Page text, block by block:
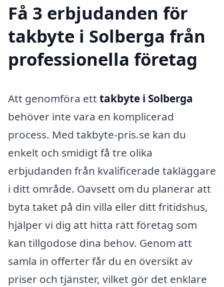
Få 3 erbjudanden för
takbyte i Solberga från
professionella företag
Att genomföra ett takbyte i Solberga
behöver inte vara en komplicerad
process. Med takbyte-pris.se kan du
enkelt och smidigt få tre olika
erbjudanden från kvalificerade takläggare
i ditt område. Oavsett om du planerar att
byta taket på din villa eller ditt fritidshus,
hjälper vi dig att hitta rätt företag som
kan tillgodose dina behov. Genom att
samla in offerter får du en översikt av
priser och tjänster, vilket gör det enklare